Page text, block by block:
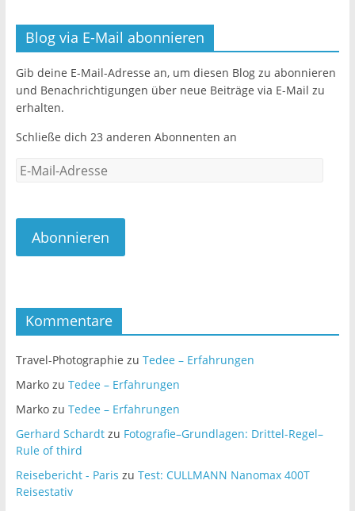
k
Blog via E-Mail abonnieren
Gib deine E-Mail-Adresse an, um diesen Blog zu abonnieren
und Benachrichtigungen über neue Beiträge via E-Mail zu
erhalten.
Schließe dich 23 anderen Abonnenten an
E-
Abonnieren
Kommentare
Travel-Photographie zu Tedee – Erfahrungen
Markozu Tedee – Erfahrungen
Markozu Tedee – Erfahrungen
Gerhard Schardtzu Fotografie–Grundlagen: Drittel-Regel–
Rule of third
Reisebericht - Paris zu Test: CULLMANN Nanomax 400T
Reisestativ